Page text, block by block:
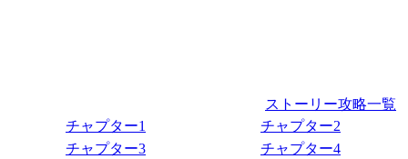
ストーリー攻略一覧
チャプター1
チャプター2
チャプター3
チャプター4